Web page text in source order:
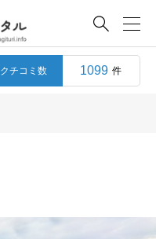

クチコミ数 1099 件